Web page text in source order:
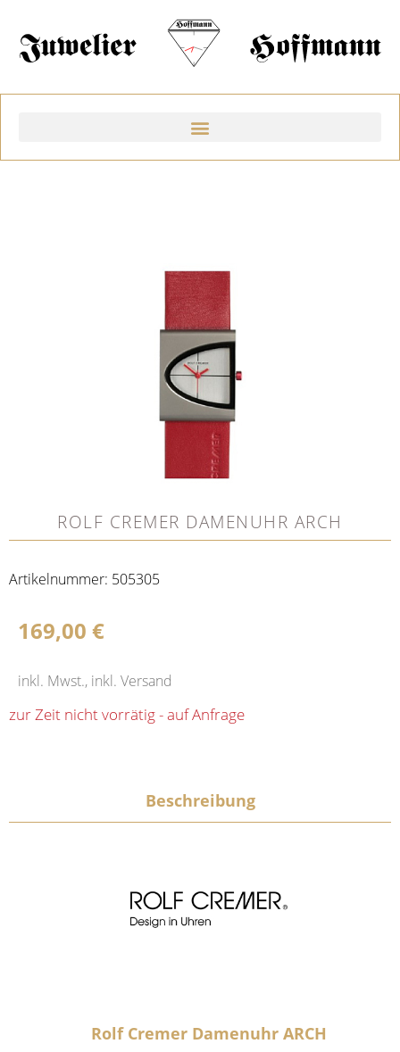
ROLF CREMER DAMENUHR ARCH
Artikelnummer: 505305
169,00 €
inkl. Mwst., inkl. Versand
zur Zeit nicht vorrätig - auf Anfrage
Beschreibung
Rolf Cremer Damenuhr ARCH